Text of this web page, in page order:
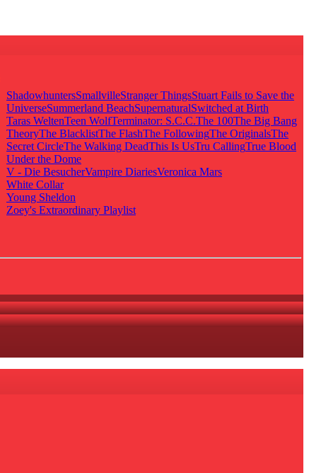
ShadowhuntersSmallvilleStranger ThingsStuart Fails to Save the
UniverseSummerland BeachSupernaturalSwitched at Birth
Taras WeltenTeen WolfTerminator: S.C.C.The 100The Big Bang
TheoryThe BlacklistThe FlashThe FollowingThe OriginalsThe
Secret CircleThe Walking DeadThis Is UsTru CallingTrue Blood
Under the Dome
V - Die BesucherVampire DiariesVeronica Mars
White Collar
Young Sheldon
Zoey's Extraordinary Playlist